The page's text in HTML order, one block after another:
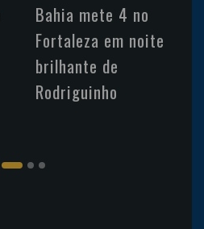
Bahia mete 4 no
Fortaleza em noite
brilhante de
Rodriguinho